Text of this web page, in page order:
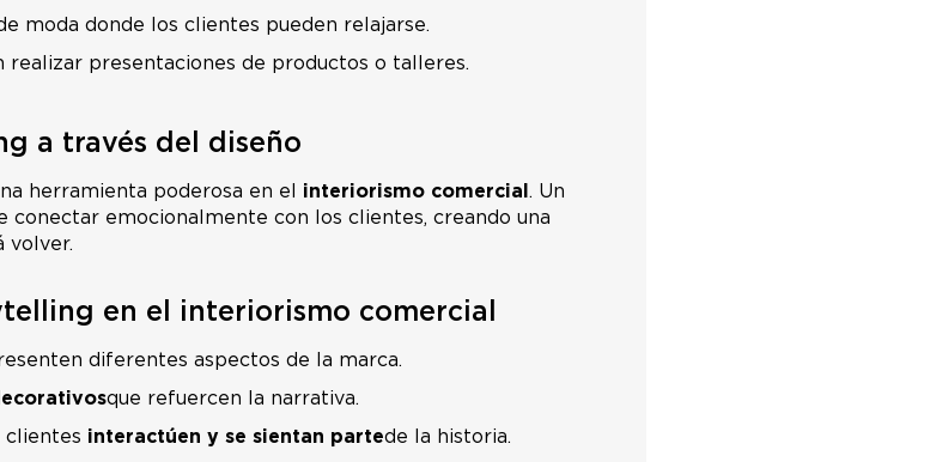
moda donde los clientes pueden relajarse.
realizar presentaciones de productos o talleres.
a través del diseño
herramienta poderosa en el interiorismo comercial . Un
conectar emocionalmente con los clientes, creando una
volver.
en el interiorismo comercial
diferentes aspectos de la marca.
que refuercen la narrativa.
clientes interactúen y se sientan partede la historia.